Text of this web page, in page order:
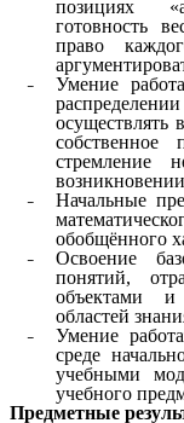
позициях
готовность
право
Умение
осуществлять
стремление
Начальные
обобщённого
Освоение
понятий,
объектами и
областей
Умение
среде
учебными
учебного
Предметные